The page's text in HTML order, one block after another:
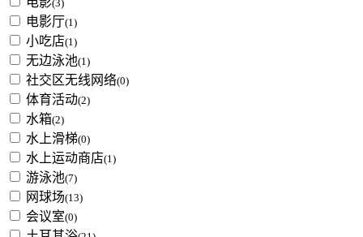
(3)
电影厅(1)
小吃店(1)
无边泳池(1)
社交区无线网络(0)
体育活动(2)
水箱(2)
水上滑梯(0)
水上运动商店(1)
游泳池(7)
网球场(13)
会议室(0)